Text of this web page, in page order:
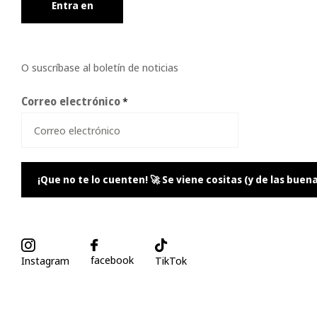
Entra en
O suscríbase al boletín de noticias
Correo electrónico*
¡Que no te lo cuenten! 🚀 Se viene cositas (y de las
Instagram facebook TikTok